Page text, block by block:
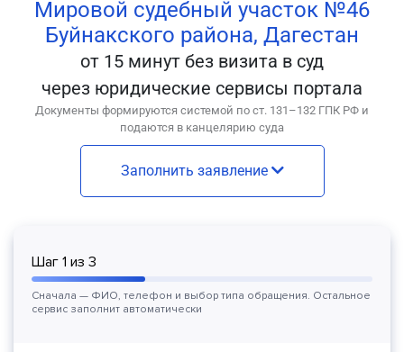
Мировой судебный участок №46
Буйнакского района, Дагестан
от 15 минут без визита в суд
через юридические сервисы портала
Документы формируются системой по ст. 131–132 ГПК РФ и
подаются в канцелярию суда
Заполнить заявление
Шаг 1 из 3
Сначала — ФИО, телефон и выбор типа обращения. Остальное
сервис заполнит автоматически